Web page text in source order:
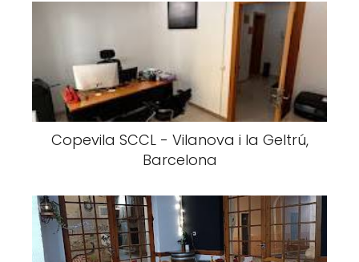
Copevila SCCL - Vilanova i la Geltrú,
Barcelona